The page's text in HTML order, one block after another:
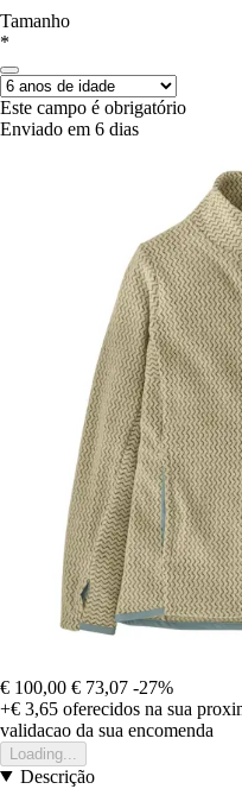
Tamanho
*
Este campo é obrigatório
Enviado em 6 dias
€ 100,00 € 73,07 -27%
+€ 3,65 oferecidos na sua
validacao da sua encomenda
Loading...
Descrição